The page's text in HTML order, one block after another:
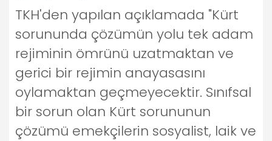
TKH'den yapılan açıklamada "Kürt
sorununda çözümün yolu tek adam
rejiminin ömrünü uzatmaktan ve
gerici bir rejimin anayasasını
oylamaktan geçmeyecektir. Sınıfsal
bir sorun olan Kürt sorununun
çözümü emekçilerin sosyalist, laik ve